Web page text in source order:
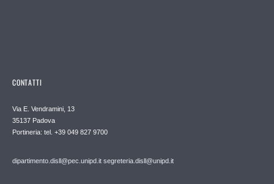
CONTATTI
Via E. Vendramini, 13
35137 Padova
Portineria: tel. +39 049 827 9700
dipartimento.disll@pec.unipd.it segreteria.disll@unipd.it